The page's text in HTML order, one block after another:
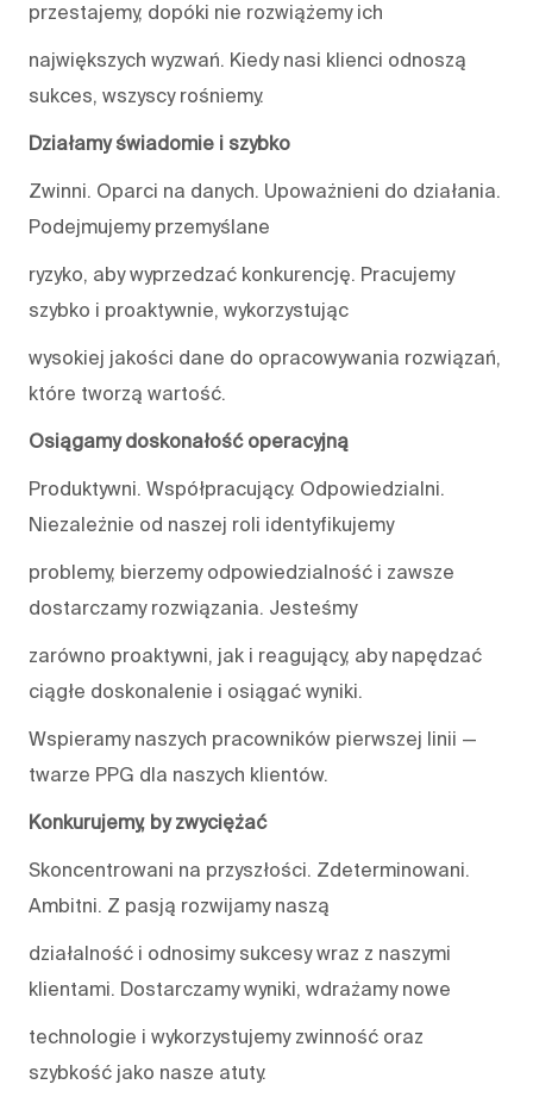
przestajemy, dopóki nie rozwiążemy ich
największych wyzwań. Kiedy nasi klienci odnoszą
sukces, wszyscy rośniemy.
Działamy świadomie i szybko
Zwinni. Oparci na danych. Upoważnieni do działania.
Podejmujemy przemyślane
ryzyko, aby wyprzedzać konkurencję. Pracujemy
szybko i proaktywnie, wykorzystując
wysokiej jakości dane do opracowywania rozwiązań,
które tworzą wartość.
Osiągamy doskonałość operacyjną
Produktywni. Współpracujący. Odpowiedzialni.
Niezależnie od naszej roli identyfikujemy
problemy, bierzemy odpowiedzialność i zawsze
dostarczamy rozwiązania. Jesteśmy
zarówno proaktywni, jak i reagujący, aby napędzać
ciągłe doskonalenie i osiągać wyniki.
Wspieramy naszych pracowników pierwszej linii —
twarze PPG dla naszych klientów.
Konkurujemy, by zwyciężać
Skoncentrowani na przyszłości. Zdeterminowani.
Ambitni. Z pasją rozwijamy naszą
działalność i odnosimy sukcesy wraz z naszymi
klientami. Dostarczamy wyniki, wdrażamy nowe
technologie i wykorzystujemy zwinność oraz
szybkość jako nasze atuty.